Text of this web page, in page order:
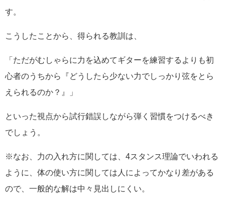
す。
こうしたことから、得られる教訓は、
「ただがむしゃらに力を込めてギターを練習するよりも初
心者のうちから『どうしたら少ない力でしっかり弦をとら
えられるのか？』」
といった視点から試行錯誤しながら弾く習慣をつけるべき
でしょう。
※なお、力の入れ方に関しては、4スタンス理論でいわれる
ように、体の使い方に関しては人によってかなり差がある
ので、一般的な解は中々見出しにくい。